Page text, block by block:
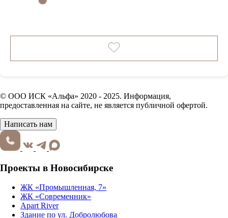
© ООО ИСК «Альфа» 2020 - 2025. Информация,
предоставленная на сайте, не является публичной офертой.
Написать нам
Проекты в Новосибирске
ЖК «Промышленная, 7»
ЖК «Современник»
Apart River
Здание по ул. Добролюбова